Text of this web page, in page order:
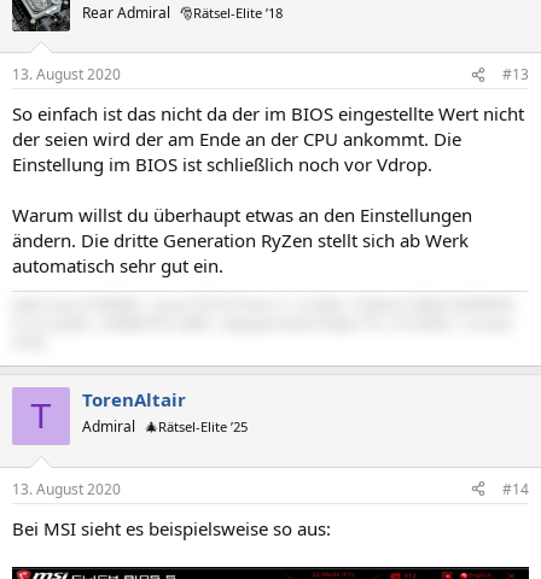
Rear Admiral 🎅Rätsel-Elite ’18
13. August 2020 #13
So einfach ist das nicht da der im BIOS eingestellte Wert nicht
der seien wird der am Ende an der CPU ankommt. Die
Einstellung im BIOS ist schließlich noch vor Vdrop.
Warum willst du überhaupt etwas an den Einstellungen
ändern. Die dritte Generation RyZen stellt sich ab Werk
automatisch sehr gut ein.
T TorenAltair
Admiral 🎄Rätsel-Elite ’25
13. August 2020 #14
Bei MSI sieht es beispielsweise so aus: